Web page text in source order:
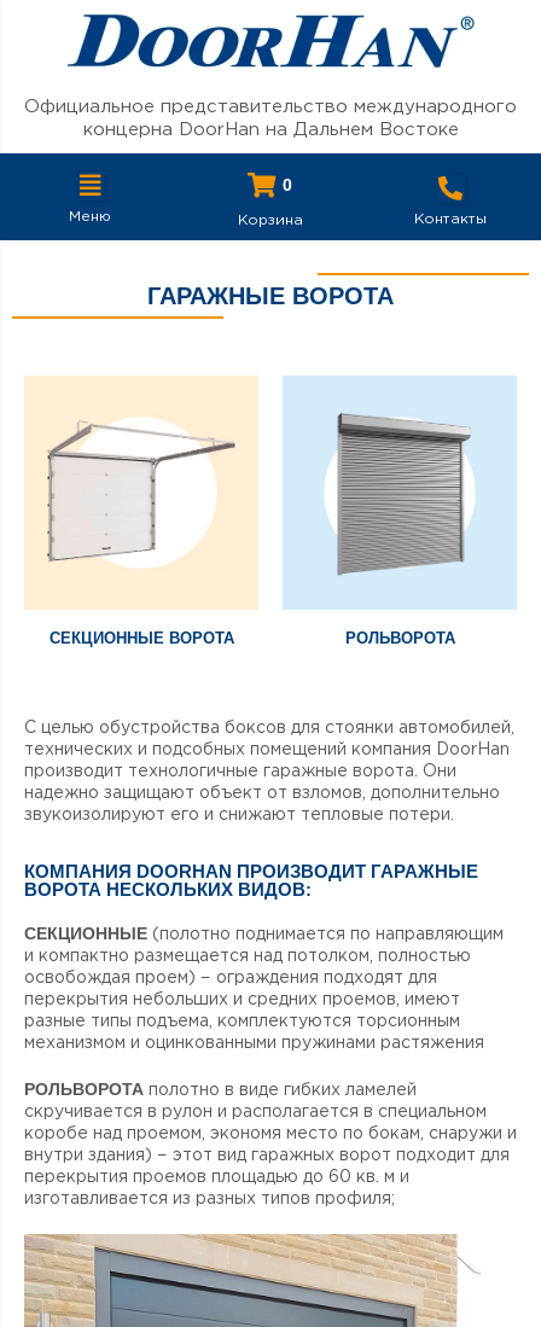
Официальное представительство международного
концерна DoorHan на Дальнем Востоке
Меню
0
Корзина Контакты
ГАРАЖНЫЕ ВОРОТА
СЕКЦИОННЫЕ ВОРОТА РОЛЬВОРОТА
С целью обустройства боксов для стоянки автомобилей,
технических и подсобных помещений компания DoorHan
производит технологичные гаражные ворота. Они
надежно защищают объект от взломов, дополнительно
звукоизолируют его и снижают тепловые потери.
КОМПАНИЯ DOORHAN ПРОИЗВОДИТ ГАРАЖНЫЕ
ВОРОТА НЕСКОЛЬКИХ ВИДОВ:
СЕКЦИОННЫЕ (полотно поднимается по направляющим
и компактно размещается над потолком, полностью
освобождая проем) − ограждения подходят для
перекрытия небольших и средних проемов, имеют
разные типы подъема, комплектуются торсионным
механизмом и оцинкованными пружинами растяжения
РОЛЬВОРОТА полотно в виде гибких ламелей
скручивается в рулон и располагается в специальном
коробе над проемом, экономя место по бокам, снаружи и
внутри здания) − этот вид гаражных ворот подходит для
перекрытия проемов площадью до 60 кв. м и
изготавливается из разных типов профиля;